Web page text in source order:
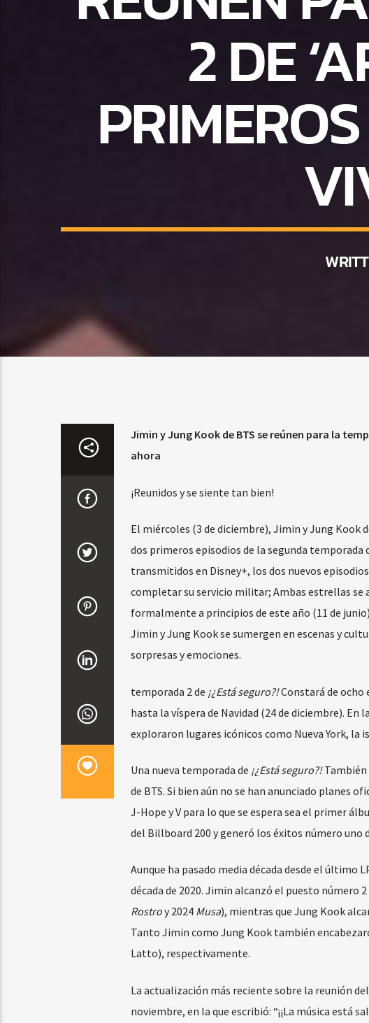
2 DE
Jimin y Jung Kook de BTS se reúnen para la
ahora
¡Reunidos y se siente tan bien!
El miércoles (3 de diciembre), Jimin y Jung Kook
dos primeros episodios de la segunda temporada
transmitidos en Disney+, los dos nuevos
completar su servicio militar; Ambas estrellas se
formalmente a principios de este año (11 de
Jimin y Jung Kook se sumergen en escenas y
sorpresas y emociones.
temporada 2 de ¡¿Está seguro?!Constará de ocho
hasta la víspera de Navidad (24 de diciembre).
exploraron lugares icónicos como Nueva York, la
Una nueva temporada de ¡¿Está seguro?!También
de BTS. Si bien aún no se han anunciado planes
J-Hope y V para lo que se espera sea el primer
del Billboard 200 y generó los éxitos número uno
Aunque ha pasado media década desde el último
década de 2020. Jimin alcanzó el puesto número
Rostroy 2024 Musa), mientras que Jung Kook
Tanto Jimin como Jung Kook también
Latto), respectivamente.
La actualización más reciente sobre la reunión
noviembre, en la que escribió: “¡¡La música está